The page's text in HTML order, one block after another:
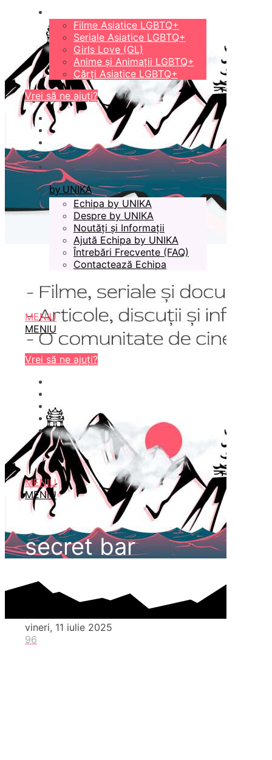
Filme Asiatice LGBTQ+
Seriale Asiatice LGBTQ+
Girls Love (GL)
Anime și Animații LGBTQ+
Cărți Asiatice LGBTQ+
Vrei să ne ajuți?
by UNIKA
Echipa by UNIKA
Despre by UNIKA
Noutăți și Informații
Ajută Echipa by UNIKA
Întrebări Frecvente (FAQ)
Contactează Echipa
MENIU
MENIU
Vrei să ne ajuți?
MENIU
MENIU
secret bar
vineri, 11 iulie 2025
96